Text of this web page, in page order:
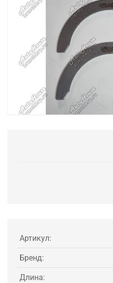
Артикул:
Бренд:
Длина: